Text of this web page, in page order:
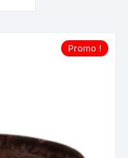
Promo !